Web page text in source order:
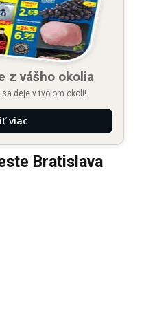
z vášho okolia
sa deje v tvojom okolí!
viac
Bratislava